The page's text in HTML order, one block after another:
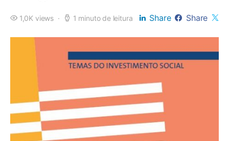
1,0K views 1 minuto de leitura Share Share